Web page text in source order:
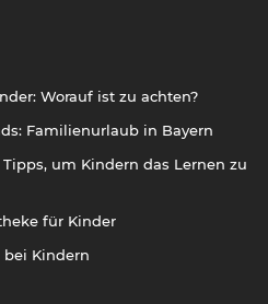
Worauf ist zu achten?
Familienurlaub in Bayern
um Kindern das Lernen zu
für Kinder
Kindern